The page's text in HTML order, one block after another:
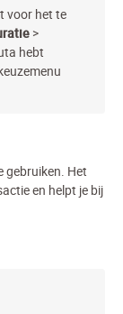
voor het te
>
hebt
gebruiken. Het
en helpt je bij